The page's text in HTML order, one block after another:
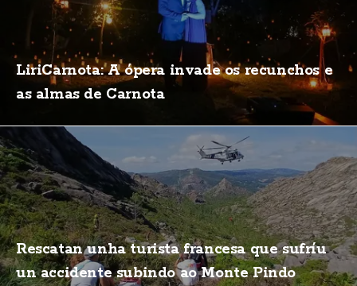
LiriCarnota: A ópera invade os recunchos e
as almas de Carnota
Rescatan unha turista francesa que sufríu
un accidente subindo ao Monte Pindo